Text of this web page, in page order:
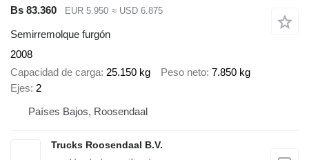
Bs 83.360 EUR 5.950 ≈ USD 6.875
Semirremolque furgón
2008
Capacidad de carga 25.150 kg Peso neto 7.850 kg
Ejes 2
Países Bajos, Roosendaal
Trucks Roosendaal B.V.